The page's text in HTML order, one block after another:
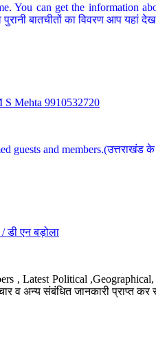
You can get the information
पुरानी बातचीतों का विवरण आप यहां
S Mehta 9910532720
and members.(उत्तराखंड
डी एन बड़ोला
, Latest Political
व अन्य संबंधित जानकारी प्राप्त